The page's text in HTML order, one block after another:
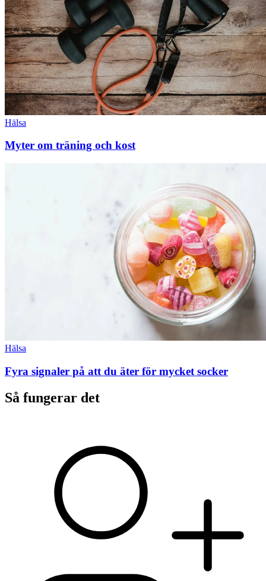
Hälsa
Myter om träning och kost
Hälsa
Fyra signaler på att du äter för mycket socker
Så fungerar det